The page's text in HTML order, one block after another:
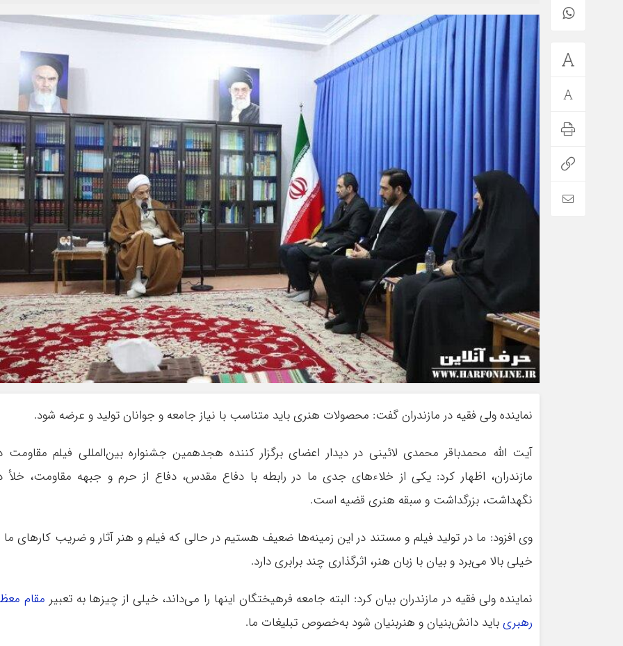
نماینده ولی فقیه در مازندران گفت: محصولات هنری باید متناسب با نیاز جامعه و جوانان تولید و عرضه شود.
آیت الله محمدباقر محمدی لائینی در دیدار اعضای برگزار کننده هجدهمین جشنواره بین‌المللی فیلم مقاومت
مازندران، اظهار کرد: یکی از خلاءهای جدی ما در رابطه با دفاع مقدس، دفاع از حرم و جبهه مقاومت، خلأ
نگهداشت، بزرگداشت و سبقه هنری قضیه است.
وی افزود: ما در تولید فیلم و مستند در این زمینه‌ها ضعیف هستیم در حالی که فیلم و هنر آثار و ضریب کارهای ما
خیلی بالا می‌برد و بیان با زبان هنر، اثرگذاری چند برابری دارد.
نماینده ولی فقیه در مازندران بیان کرد: البته جامعه فرهیختگان اینها را می‌داند، خیلی از چیزها به تعبیر مقام
رهبریباید دانش‌بنیان و هنربنیان شود به‌خصوص تبلیغات ما.